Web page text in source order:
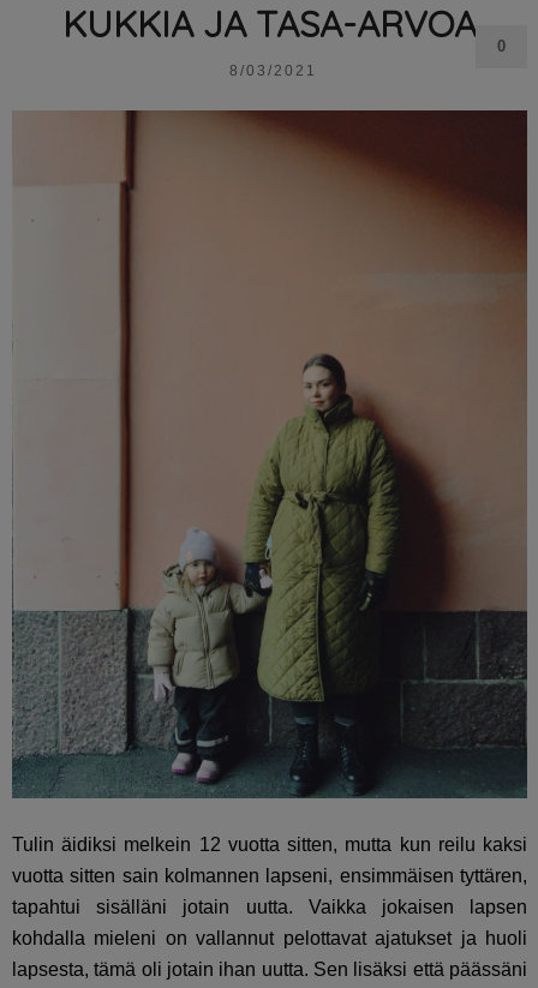
KUKKIA JA TASA-ARVOA
8/03/2021
0
Tulin äidiksi melkein 12 vuotta sitten, mutta kun reilu kaksi
vuotta sitten sain kolmannen lapseni, ensimmäisen tyttären,
tapahtui sisälläni jotain uutta. Vaikka jokaisen lapsen
kohdalla mieleni on vallannut pelottavat ajatukset ja huoli
lapsesta, tämä oli jotain ihan uutta. Sen lisäksi että päässäni